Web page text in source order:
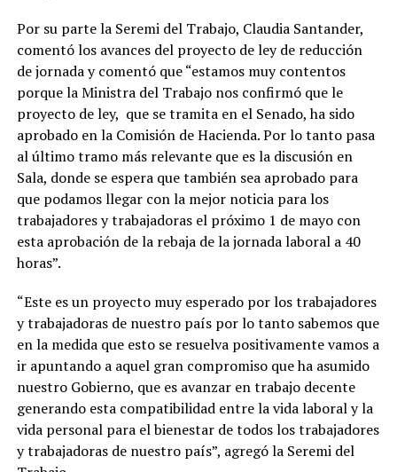
Por su parte la Seremi del Trabajo, Claudia Santander,
comentó los avances del proyecto de ley de reducción
de jornada y comentó que “estamos muy contentos
porque la Ministra del Trabajo nos confirmó que le
proyecto de ley, que se tramita en el Senado, ha sido
aprobado en la Comisión de Hacienda. Por lo tanto pasa
al último tramo más relevante que es la discusión en
Sala, donde se espera que también sea aprobado para
que podamos llegar con la mejor noticia para los
trabajadores y trabajadoras el próximo 1 de mayo con
esta aprobación de la rebaja de la jornada laboral a 40
horas”.
“Este es un proyecto muy esperado por los trabajadores
y trabajadoras de nuestro país por lo tanto sabemos que
en la medida que esto se resuelva positivamente vamos a
ir apuntando a aquel gran compromiso que ha asumido
nuestro Gobierno, que es avanzar en trabajo decente
generando esta compatibilidad entre la vida laboral y la
vida personal para el bienestar de todos los trabajadores
y trabajadoras de nuestro país”, agregó la Seremi del